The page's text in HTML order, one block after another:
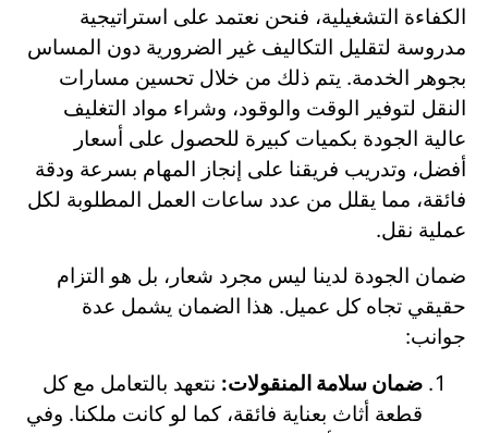
الكفاءة التشغيلية، فنحن نعتمد على استراتيجية
مدروسة لتقليل التكاليف غير الضرورية دون المساس
بجوهر الخدمة. يتم ذلك من خلال تحسين مسارات
النقل لتوفير الوقت والوقود، وشراء مواد التغليف
عالية الجودة بكميات كبيرة للحصول على أسعار
أفضل، وتدريب فريقنا على إنجاز المهام بسرعة ودقة
فائقة، مما يقلل من عدد ساعات العمل المطلوبة لكل
عملية نقل.
ضمان الجودة لدينا ليس مجرد شعار، بل هو التزام
حقيقي تجاه كل عميل. هذا الضمان يشمل عدة
جوانب:
ضمان سلامة المنقولات: نتعهد بالتعامل مع كل
قطعة أثاث بعناية فائقة، كما لو كانت ملكنا. وفي